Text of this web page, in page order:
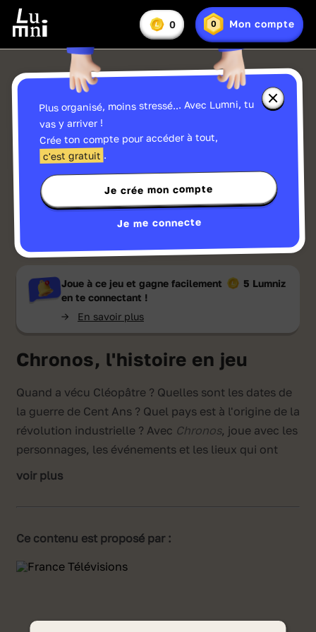
En
savoir
plus
les
Vous
avez
:
0
Lumniz
0 Mon compte
Fermer
la
fenêtre
Lumniz
Plus organisé, moins stressé... Avec Lumni, tu
vas y arriver !
Crée ton compte pour accéder à tout,
c'est gratuit .
Je crée mon compte
Je me connecte
Joue à ce jeu et gagne facilement
5 Lumniz
en te connectant !
-> En savoir plus
Chronos, l'histoire en jeu
Quand a vécu Cléopâtre ? Quelles sont les dates de
la guerre de Cent Ans ? Quel pays est à l'origine de la
révolution industrielle ? Avec Chronos, joue avec les
personnages, les événements et les lieux qui ont
marqué l’Histoire👑.
contemporaine, choisis la période que tu veux et
range les cartes dans l’ordre sur la frise
chronologique➡️. Enfin place les au bon endroit sur
voir plus
Ce contenu est proposé par :